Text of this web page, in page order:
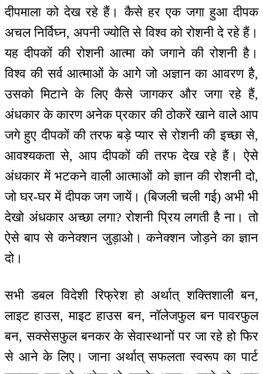
दीपमाला को देख रहे हैं। कैसे हर एक जगा हुआ दीपक
अचल निर्विघ्न, अपनी ज्योति से विश्व को रोशनी दे रहे हैं।
यह दीपकों की रोशनी आत्मा को जगाने की रोशनी है।
विश्व की सर्व आत्माओं के आगे जो अज्ञान का आवरण है,
उसको मिटाने के लिए कैसे जागकर और जगा रहे हैं,
अंधकार के कारण अनेक प्रकार की ठोकरें खाने वाले आप
जगे हुए दीपकों की तरफ बड़े प्यार से रोशनी की इच्छा से,
आवश्यकता से, आप दीपकों की तरफ देख रहे हैं। ऐसे
अंधकार में भटकने वाली आत्माओं को ज्ञान की रोशनी दो,
जो घर-घर में दीपक जग जायें। (बिजली चली गई) अभी भी
देखो अंधकार अच्छा लगा? रोशनी प्रिय लगती है ना। तो
ऐसे बाप से कनेक्शन जुड़ाओ। कनेक्शन जोड़ने का ज्ञान
दो।
सभी डबल विदेशी रिफ्रेश हो अर्थात् शक्तिशाली बन,
लाइट हाउस, माइट हाउस बन, नॉलेजफुल बन पावरफुल
बन, सक्सेसफुल बनकर के सेवास्थानों पर जा रहे हो फिर
से आने के लिए। जाना अर्थात् सफलता स्वरूप का पार्ट